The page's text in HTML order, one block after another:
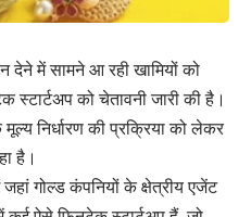
देने में सामने आ रही खामियों को
को चेतावनी जारी की है।
निर्धारण की प्रक्रिया को लेकर
है।
गोल्ड कंपनियों के क्षेत्रीय एजेंट